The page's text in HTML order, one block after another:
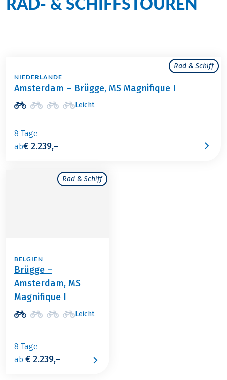
Rad & Schiff
NIEDERLANDE
Amsterdam – Brügge, MS Magnifique I
Leicht
8 Tage
ab€ 2.239,–
Rad & Schiff
BELGIEN
Brügge –
Amsterdam, MS
Magnifique I
Leicht
8 Tage
ab € 2.239,–